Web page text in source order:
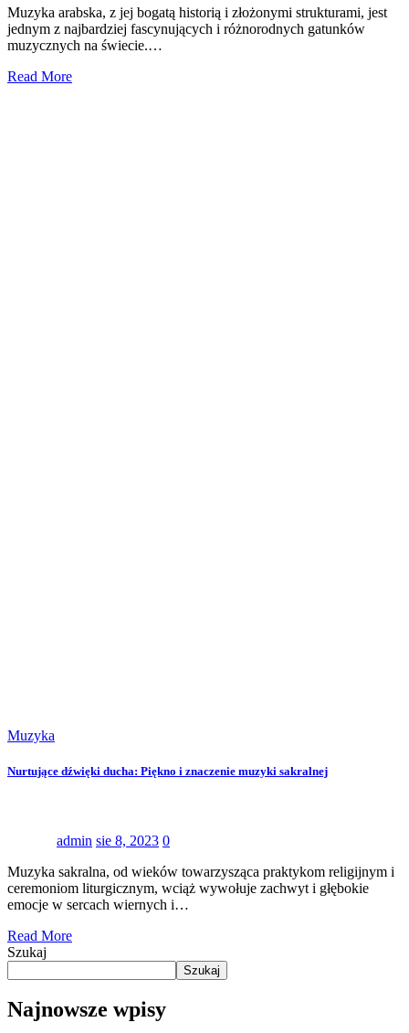
Muzyka arabska, z jej bogatą historią i złożonymi strukturami, jest
jednym z najbardziej fascynujących i różnorodnych gatunków
muzycznych na świecie.…
Read More
Muzyka
Nurtujące dźwięki ducha: Piękno i znaczenie muzyki sakralnej
admin sie 8, 2023 0
Muzyka sakralna, od wieków towarzysząca praktykom religijnym i
ceremoniom liturgicznym, wciąż wywołuje zachwyt i głębokie
emocje w sercach wiernych i…
Read More
Szukaj
Szukaj
Najnowsze wpisy